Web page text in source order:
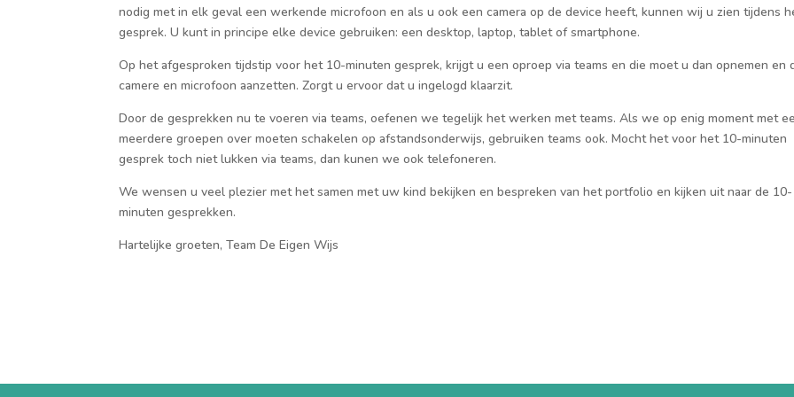
nodig met in elk geval een werkende microfoon en als u ookeen camera op de device heeft, kunnen wij u zien tijdens
gesprek.U kunt in principe elke device gebruiken: een desktop, laptop,tablet of smartphone.
Op het afgesproken tijdstip voor het 10-minuten gesprek, krijgt u een oproep via teams en die moet u dan opnemen en
camere en microfoon aanzetten. Zorgt u ervoor dat u ingelogd klaarzit.
Door de gesprekken nu te voeren via teams, oefenen we tegelijk hetwerkenmet teams. Als we op enig moment met
meerdere groepen over moeten schakelen op afstandsonderwijs, gebruiken teams ook.Mocht hetvoor het 10-minuten
gesprektoch niet lukken via teams, dan kunen we ook telefoneren.
We wensen u veel plezier met het samen met uw kind bekijken en bespreken van het portfolio en kijken uit naar de 10-
minuten gesprekken.
Hartelijke groeten, Team De Eigen Wijs